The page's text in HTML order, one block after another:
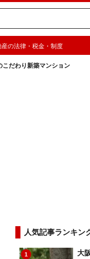
産の法律・税金・制度
だわり新築マンション
人気記事ランキン
1
大